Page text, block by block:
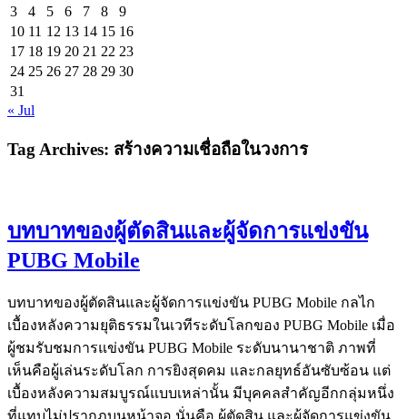
3
4 5 6 7 8
9
10 11 12 13 14 15 16
17 18 19 20 21 22 23
24 25 26 27 28 29 30
31
« Jul
Tag Archives: สร้างความเชื่อถือในวงการ
บทบาทของผู้ตัดสินและผู้จัดการแข่งขัน
PUBG Mobile
บทบาทของผู้ตัดสินและผู้จัดการแข่งขัน PUBG Mobile กลไก
เบื้องหลังความยุติธรรมในเวทีระดับโลกของ PUBG Mobile เมื่อ
ผู้ชมรับชมการแข่งขัน PUBG Mobile ระดับนานาชาติ ภาพที่
เห็นคือผู้เล่นระดับโลก การยิงสุดคม และกลยุทธ์อันซับซ้อน แต่
เบื้องหลังความสมบูรณ์แบบเหล่านั้น มีบุคคลสำคัญอีกกลุ่มหนึ่ง
ที่แทบไม่ปรากฏบนหน้าจอ นั่นคือ ผู้ตัดสิน และผู้จัดการแข่งขัน